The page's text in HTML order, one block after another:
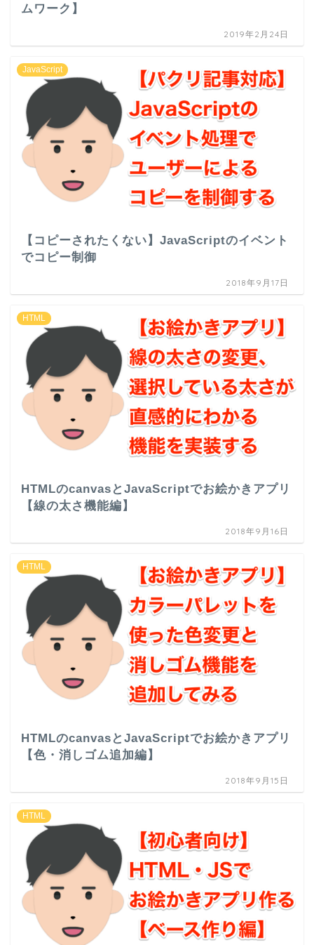
ムワーク】
2019年2月24日
JavaScript
【コピーされたくない】JavaScriptのイベント
でコピー制御
2018年9月17日
HTML
HTMLのcanvasとJavaScriptでお絵かきアプリ
【線の太さ機能編】
2018年9月16日
HTML
HTMLのcanvasとJavaScriptでお絵かきアプリ
【色・消しゴム追加編】
2018年9月15日
HTML